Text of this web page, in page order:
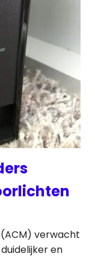
verwacht
en